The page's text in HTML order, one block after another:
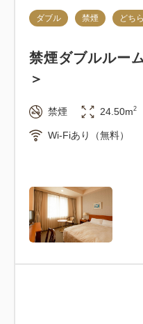
ダブル 禁煙 どち
禁煙ダブルルー
＞
禁煙 24.50m2
Wi-Fiあり（無料）